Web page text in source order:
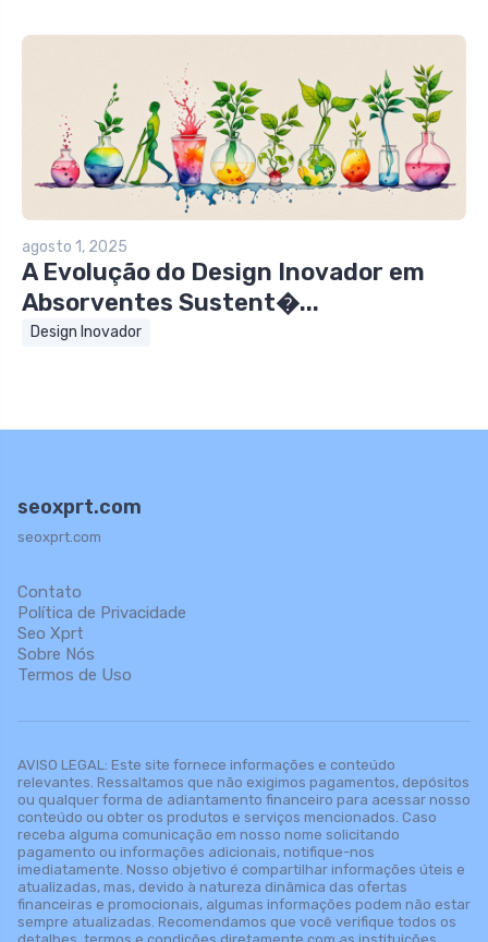
agosto 1, 2025
A Evolução do Design Inovador em
Absorventes Sustent�...
Design Inovador
seoxprt.com
seoxprt.com
Contato
Política de Privacidade
Seo Xprt
Sobre Nós
Termos de Uso
AVISO LEGAL: Este site fornece informações e conteúdo
relevantes. Ressaltamos que não exigimos pagamentos, depósitos
ou qualquer forma de adiantamento financeiro para acessar nosso
conteúdo ou obter os produtos e serviços mencionados. Caso
receba alguma comunicação em nosso nome solicitando
pagamento ou informações adicionais, notifique-nos
imediatamente. Nosso objetivo é compartilhar informações úteis e
atualizadas, mas, devido à natureza dinâmica das ofertas
financeiras e promocionais, algumas informações podem não estar
sempre atualizadas. Recomendamos que você verifique todos os